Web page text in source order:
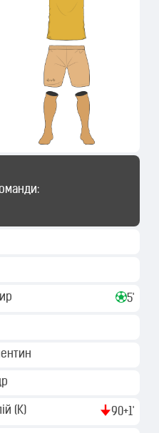
5'
(K) 90+1'